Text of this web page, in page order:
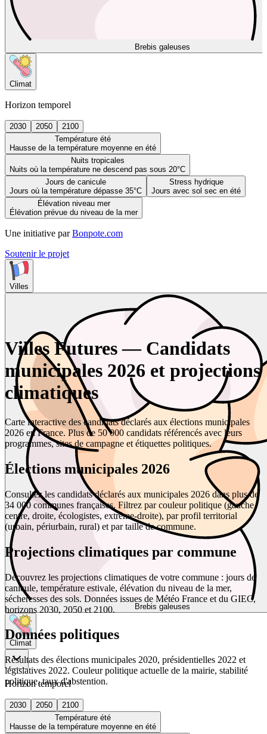
Brebis galeuses
Climat
Horizon temporel
2030 2050
2100
Température été
Hausse de la température moyenne en été
Nuits tropicales
Nuits où la température ne descend pas sous 20°C
Jours de canicule
Jours où la température dépasse 35°C
Stress hydrique
Jours avec sol sec en été
Élévation niveau mer
Élévation prévue du niveau de la mer
Une initiative par Bonpote.com
Soutenir le projet
Villes
Brebis galeuses
Climat
Horizon temporel
2030 2050
2100
Température été
Hausse de la température moyenne en été
Villes Futures — Candidats
municipales 2026 et projections
climatiques
Carte interactive des candidats déclarés aux élections municipales
2026 en France. Plus de 50 000 candidats référencés avec leurs
programmes, sites de campagne et étiquettes politiques.
Élections municipales 2026
Consultez les candidats déclarés aux municipales 2026 dans plus de
34 000 communes françaises. Filtrez par couleur politique (gauche,
centre, droite, écologistes, extrême-droite), par profil territorial
(urbain, périurbain, rural) et par taille de commune.
Projections climatiques par commune
Découvrez les projections climatiques de votre commune : jours de
canicule, température estivale, élévation du niveau de la mer,
sécheresses des sols. Données issues de Météo France et du GIEC,
horizons 2030, 2050 et 2100.
Données politiques
Résultats des élections municipales 2020, présidentielles 2022 et
législatives 2022. Couleur politique actuelle de la mairie, stabilité
politique, taux d'abstention.